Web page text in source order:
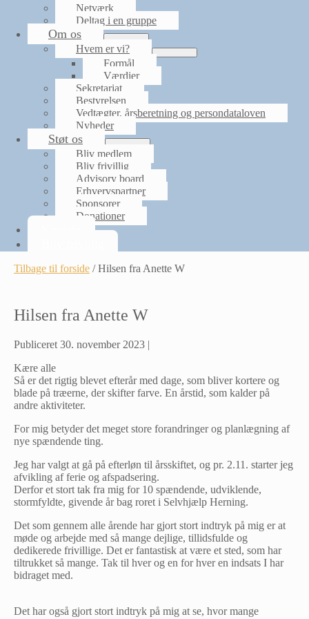
Netværk
Deltag i en gruppe
Om os
Menu
Toggle
Hvem er vi?
Menu
Formål
Værdier
Sekretariat
Bestyrelsen
Vedtægter, årsberetning og persondataloven
Nyheder
Støt os
Menu
Toggle
Bliv medlem
Bliv frivillig
Advisory board
Erhvervspartner
Sponsorer
Donationer
Tilbage til forside /Hilsen fra Anette W
Hilsen fra Anette W
Publiceret 30. november 2023 |
Kære alle
Så er det rigtig blevet efterår med dage, som bliver kortere og
blade på træerne, der skifter farve. En årstid, som kalder på
andre aktiviteter.
For mig betyder det meget store forandringer og planlægning af
nye spændende ting.
Jeg har valgt at gå på efterløn til årsskiftet, og pr. 2.11. starter jeg
afvikling af ferie og afspadsering.
Derfor et stort tak fra mig for 10 spændende, udviklende,
stormfyldte, givende år bag roret i Selvhjælp Herning.
Det som gennem alle årende har gjort stort indtryk på mig er at
møde og arbejde med så mange dejlige, tillidsfulde og
dedikerede frivillige. Det er fantastisk at være et sted, som har
tiltrukket så mange. Tak til hver og en for hver en indsats I har
bidraget med.
Det har også gjort stort indtryk på mig at se, hvor mange